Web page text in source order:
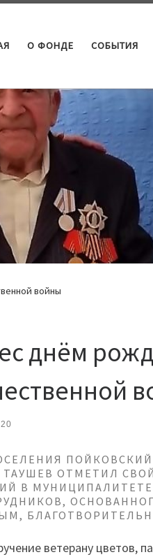
О ФОНДЕ СОБЫТИЯ
войны
днём
ОТМЕТИЛ
В
ветерану цветов,